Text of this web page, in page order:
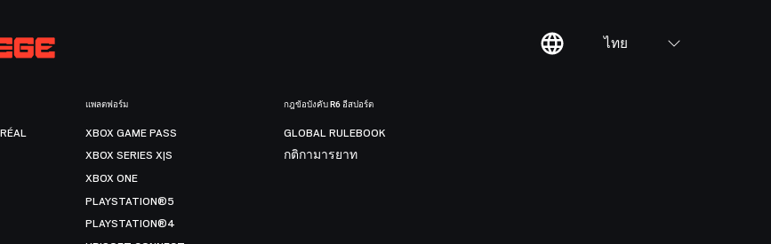
ไทย
แพลตฟอร์ม
XBOX GAME PASS
XBOX SERIES X|S
XBOX ONE
PLAYSTATION®5
PLAYSTATION®4
กฎข้อบังคับ R6 อีสปอร์ต
GLOBAL RULEBOOK
กติกามารยาท